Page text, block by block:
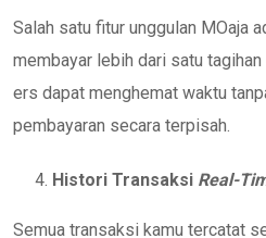
Salah satu fitur unggulan MOaja
membayar lebih dari satu
ers dapat menghemat waktu
pembayaran secara terpisah.
Histori Transaksi Real-
Semua transaksi kamu tercatat